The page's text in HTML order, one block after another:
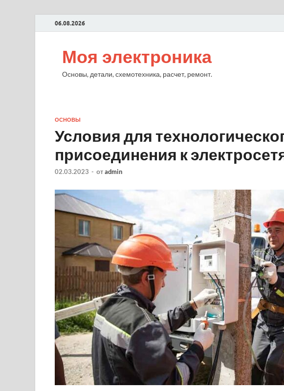
06.08.2026
Моя электроника
Основы, детали, схемотехника, расчет, ремонт.
ОСНОВЫ
Условия для
присоединения к
02.03.2023 - отadmin